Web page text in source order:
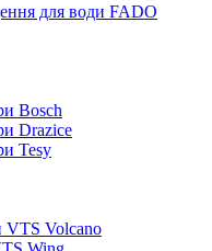
для води FADO
Bosch
Drazice
Tesy
VTS Volcano